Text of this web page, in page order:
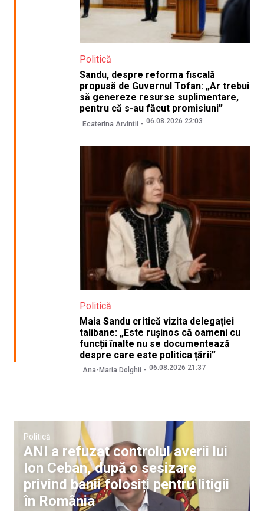
Politică
Sandu, despre reforma fiscală
propusă de Guvernul Tofan: „Ar trebui
să genereze resurse suplimentare,
pentru că s-au făcut promisiuni”
Ecaterina Arvintii 06.08.2026 22:03
Politică
Maia Sandu critică vizita delegației
talibane: „Este rușinos că oameni cu
funcții înalte nu se documentează
despre care este politica țării”
Ana-Maria Dolghii 06.08.2026 21:37
Politică
ANI a refuzat controlul averii lui
Ion Ceban, după o sesizare
privind banii folosiți pentru litigii
în România